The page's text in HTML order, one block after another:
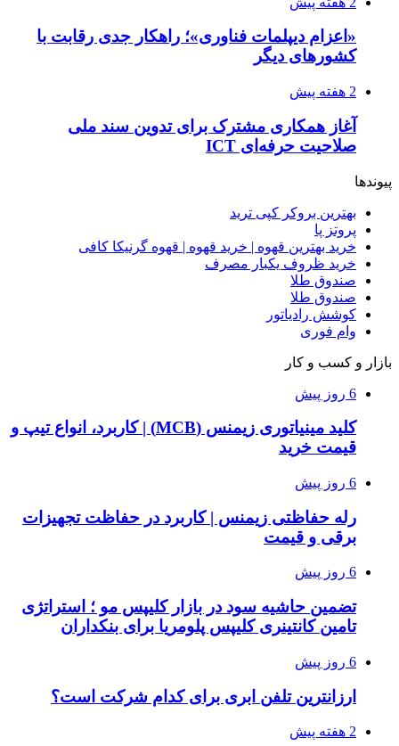
«اعزام دیپلمات فناوری»؛ راهکار جدی رقابت با
کشورهای دیگر
2 هفته پیش
آغاز همکاری مشترک برای تدوین سند ملی
صلاحیت حرفه‌ای ICT
پیوندها
بهترین بروکر کپی ترید
پروتز پا
خرید بهترین قهوه | خرید قهوه | قهوه گرنیکا کافی
خرید ظروف یکبار مصرف
صندوق طلا
صندوق طلا
کوشش رادیاتور
وام فوری
بازار و کسب و کار
6 روز پیش
کلید مینیاتوری زیمنس (MCB) | کاربرد، انواع تیپ و
قیمت خرید
6 روز پیش
رله حفاظتی زیمنس | کاربرد در حفاظت تجهیزات
برقی و قیمت
6 روز پیش
تضمین حاشیه سود در بازار کلیپس مو ؛ استراتژی
تامین کانتینری کلیپس پلومریا برای بنکداران
6 روز پیش
ارزانترین تلفن ابری برای کدام شرکت است؟
2 هفته پیش